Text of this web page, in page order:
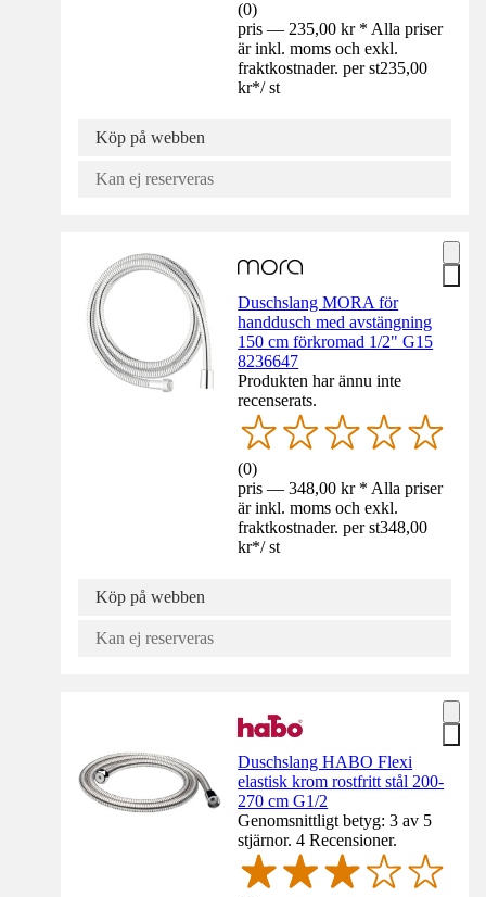
(0)
pris — 235,00 kr * Alla priser
är inkl. moms och exkl.
fraktkostnader. per st235,00
kr*/ st
Köp på webben
Kan ej reserveras
Duschslang MORA för
handdusch med avstängning
150 cm förkromad 1/2" G15
8236647
Produkten har ännu inte
recenserats.
(0)
pris — 348,00 kr * Alla priser
är inkl. moms och exkl.
fraktkostnader. per st348,00
kr*/ st
Köp på webben
Kan ej reserveras
Duschslang HABO Flexi
elastisk krom rostfritt stål 200-
270 cm G1/2
Genomsnittligt betyg: 3 av 5
stjärnor. 4 Recensioner.